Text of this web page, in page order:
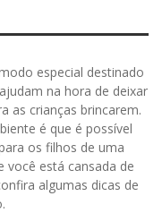
especial destinado
na hora de deixar
as crianças brincarem.
é que é possível
os filhos de uma
você está cansada de
algumas dicas de